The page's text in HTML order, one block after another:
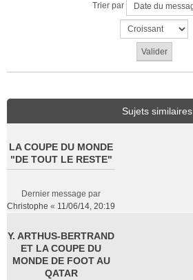
Trier par
Sujets similaires
LA COUPE DU MONDE
"DE TOUT LE RESTE"
Dernier message par
Christophe « 11/06/14, 20:19
Y. ARTHUS-BERTRAND
ET LA COUPE DU
MONDE DE FOOT AU
QATAR